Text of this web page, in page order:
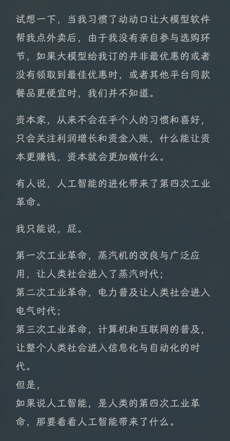
试想一下，当我习惯了动动口让大模型软件
帮我点外卖后，由于我没有亲自参与选购环
节，如果大模型给我订的并非最优惠的或者
没有领取到最佳优惠时，或者其他平台同款
餐品更便宜时，我们并不知道。
资本家，从来不会在乎个人的习惯和喜好，
只会关注利润增长和资金入账，什么能让资
本更赚钱，资本就会更加做什么。
有人说，人工智能的进化带来了第四次工业
革命。
我只能说，屁。
第一次工业革命，蒸汽机的改良与广泛应
用，让人类社会进入了蒸汽时代；
第二次工业革命，电力普及让人类社会进入
电气时代；
第三次工业革命，计算机和互联网的普及，
让整个人类社会进入信息化与自动化的时
代。
但是，
如果说人工智能，是人类的第四次工业革
命，那要看看人工智能带来了什么。